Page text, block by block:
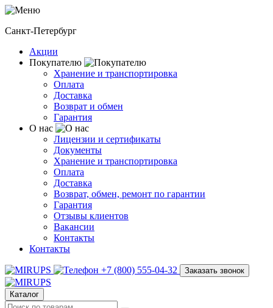
Санкт-Петербург
Акции
Покупателю
Хранение и транспортировка
Оплата
Доставка
Возврат и обмен
Гарантия
О нас
Лицензии и сертификаты
Документы
Хранение и транспортировка
Оплата
Доставка
Возврат, обмен, ремонт по гарантии
Гарантия
Отзывы клиентов
Вакансии
Контакты
Контакты
+7 (800) 555-04-32 Заказать звонок
Каталог